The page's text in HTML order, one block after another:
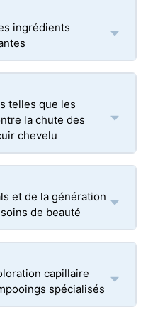
ingrédients
telles que les
la chute des
chevelu
et de la génération
de beauté
capillaire
spécialisés